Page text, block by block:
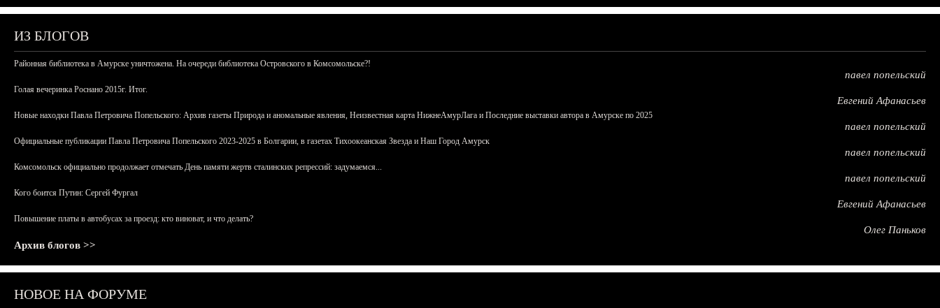
ИЗ БЛОГОВ
Районная библиотека в Амурске уничтожена. На очереди библиотека Островского в Комсомольске?!
павел попельский
Голая вечеринка Роснано 2015г. Итог.
Евгений Афанасьев
Новые находки Павла Петровича Попельского: Архив газеты Природа и аномальные явления, Неизвестная карта НижнеАмурЛага и Последние выставки автора в Амурске по 2025
павел попельский
Официальные публикации Павла Петровича Попельского 2023-2025 в Болгарии, в газетах Тихоокеанская Звезда и Наш Город Амурск
павел попельский
Комсомольск официально продолжает отмечать День памяти жертв сталинских репрессий: задумаемся...
павел попельский
Кого боится Путин: Сергей Фургал
Евгений Афанасьев
Повышение платы в автобусах за проезд: кто виноват, и что делать?
Олег Паньков
Архив блогов >>
НОВОЕ НА ФОРУМЕ